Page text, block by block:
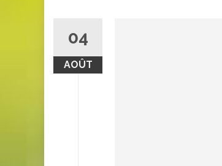
04
AOÛT